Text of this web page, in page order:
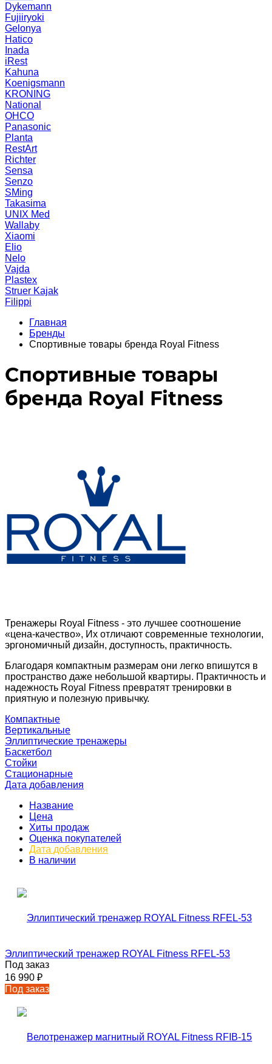
Dykemann
Fujiiryoki
Gelonya
Hatico
Inada
iRest
Kahuna
Koenigsmann
KRONING
National
OHCO
Panasonic
Planta
RestArt
Richter
Sensa
Senzo
SMing
Takasima
UNIX Med
Wallaby
Xiaomi
Elio
Nelo
Vajda
Plastex
Struer Kajak
Filippi
Главная
Бренды
Спортивные товары бренда Royal Fitness
Спортивные товары
бренда Royal Fitness
Тренажеры Royal Fitness - это лучшее соотношение
«цена-качество», Их отличают современные технологии,
эргономичный дизайн, доступность, практичность.
Благодаря компактным размерам они легко впишутся в
пространство даже небольшой квартиры. Практичность и
надежность Royal Fitness превратят тренировки в
приятную и полезную привычку.
Компактные
Вертикальные
Эллиптические тренажеры
Баскетбол
Стойки
Стационарные
Дата добавления
Название
Цена
Хиты продаж
Оценка покупателей
Дата добавления
В наличии
Эллиптический тренажер ROYAL Fitness RFEL-53
Под заказ
16 990 ₽
Под заказ